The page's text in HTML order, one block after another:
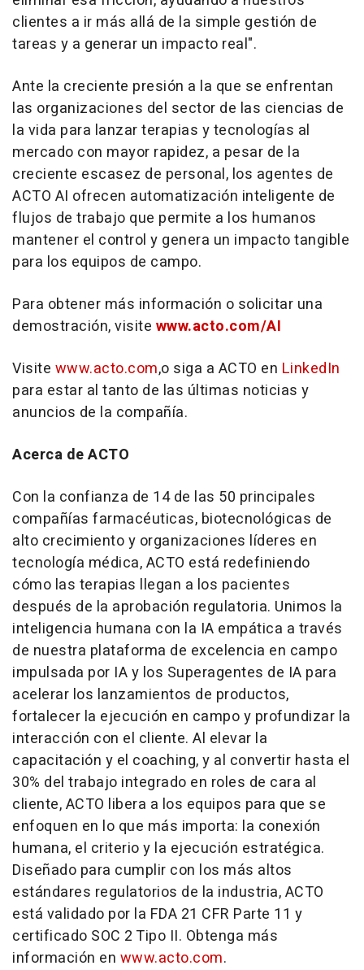
clientes a ir más allá de la simple gestión de
tareas y a generar un impacto real".
Ante la creciente presión a la que se enfrentan
las organizaciones del sector de las ciencias de
la vida para lanzar terapias y tecnologías al
mercado con mayor rapidez, a pesar de la
creciente escasez de personal, los agentes de
ACTO AI ofrecen automatización inteligente de
flujos de trabajo que permite a los humanos
mantener el control y genera un impacto tangible
para los equipos de campo.
Para obtener más información o solicitar una
demostración, visite www.acto.com/AI
Visite www.acto.com,o siga a ACTO en LinkedIn
para estar al tanto de las últimas noticias y
anuncios de la compañía.
Acerca de ACTO
Con la confianza de 14 de las 50 principales
compañías farmacéuticas, biotecnológicas de
alto crecimiento y organizaciones líderes en
tecnología médica, ACTO está redefiniendo
cómo las terapias llegan a los pacientes
después de la aprobación regulatoria. Unimos la
inteligencia humana con la IA empática a través
de nuestra plataforma de excelencia en campo
impulsada por IA y los Superagentes de IA para
acelerar los lanzamientos de productos,
fortalecer la ejecución en campo y profundizar la
interacción con el cliente. Al elevar la
capacitación y el coaching, y al convertir hasta el
30% del trabajo integrado en roles de cara al
cliente, ACTO libera a los equipos para que se
enfoquen en lo que más importa: la conexión
humana, el criterio y la ejecución estratégica.
Diseñado para cumplir con los más altos
estándares regulatorios de la industria, ACTO
está validado por la FDA 21 CFR Parte 11 y
certificado SOC 2 Tipo II. Obtenga más
información en www.acto.com.